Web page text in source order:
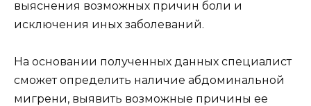
выяснения возможных причин боли и
исключения иных заболеваний.
На основании полученных данных специалист
сможет определить наличие абдоминальной
мигрени, выявить возможные причины ее